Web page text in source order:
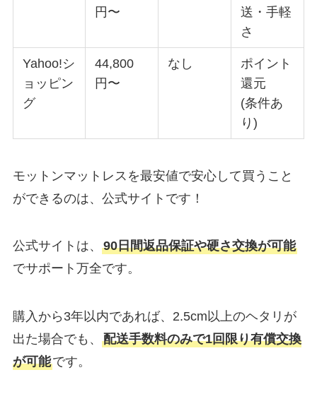
円〜
送・手軽
さ
Yahoo!シ
ョッピン
グ
44,800
円〜
なし
ポイント
還元
(条件あ
り)
モットンマットレスを最安値で安心して買うこと
ができるのは、公式サイトです！
公式サイトは、 90日間返品保証や硬さ交換が可能
でサポート万全です。
購入から3年以内であれば、2.5cm以上のヘタリが
出た場合でも、 配送手数料のみで1回限り有償交換
が可能です。